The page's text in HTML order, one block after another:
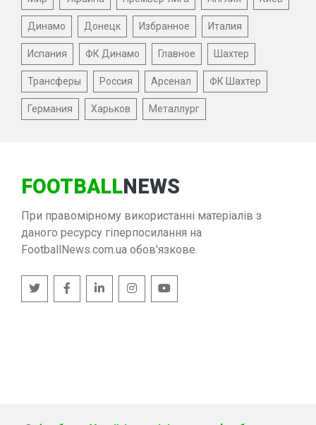
Динамо Донецк Избранное Италия
Испания ФК Динамо Главное Шахтер
Трансферы Россия Арсенал ФК Шахтер
Германия Харьков Металлург
FOOTBALLNEWS
При правомірному використанні матеріалів з
даного ресурсу гіперпосилання на
FootballNews.com.ua обов'язкове.